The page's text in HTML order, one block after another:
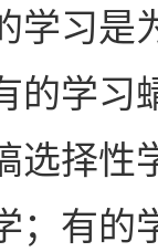
学习是
的学习
选择性
；有的